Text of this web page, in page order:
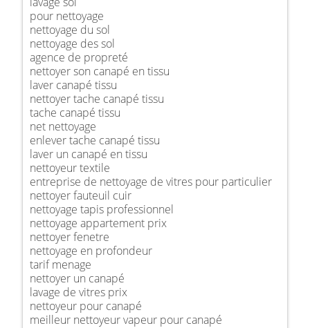
pour nettoyage
nettoyage du sol
nettoyage des sol
agence de propreté
nettoyer son canapé en tissu
laver canapé tissu
nettoyer tache canapé tissu
tache canapé tissu
net nettoyage
enlever tache canapé tissu
laver un canapé en tissu
nettoyeur textile
entreprise de nettoyage de vitres pour particulier
nettoyer fauteuil cuir
nettoyage tapis professionnel
nettoyage appartement prix
nettoyer fenetre
nettoyage en profondeur
tarif menage
nettoyer un canapé
lavage de vitres prix
nettoyeur pour canapé
meilleur nettoyeur vapeur pour canapé